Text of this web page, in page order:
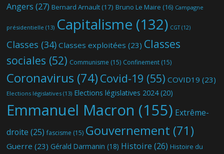
Angers (27) Bernard Arnault (17) Bruno Le Maire (16) Campagne
présidentielle (13) Capitalisme (132) CGT(12)
Classes (34) Classes exploitées (23) Classes
sociales (52) Communisme (15) Confinement (15)
Coronavirus (74) Covid-19 (55) COVID19 (23)
Elections législatives (13) Elections législatives 2024(20)
Emmanuel Macron (155) Extrême-
droite (25) fascisme (15) Gouvernement (71)
Guerre (23) Gérald Darmanin (18) Histoire (26) Histoire du